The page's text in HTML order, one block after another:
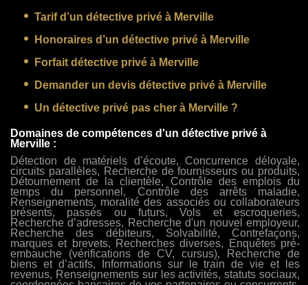
Tarif d’un détective privé à Merville
Honoraires d’un détective privé à Merville
Forfait détective privé à Merville
Demander un devis détective privé à Merville
Un détective privé pas cher à Merville ?
Domaines de compétences d'un détective privé à
Merville :
Détection de matériels d’écoute, Concurrence déloyale,
circuits parallèles, Recherche de fournisseurs ou produits,
Détournement de la clientèle, Contrôle des emplois du
temps du personnel, Contrôle des arrêts maladie,
Renseignements, moralité des associés ou collaborateurs
présents, passés ou futurs, Vols et escroqueries,
Recherche d’adresses, Recherche d'un nouvel employeur,
Recherche des débiteurs, Solvabilité, Contrefaçons,
marques et brevets, Recherches diverses, Enquêtes pré-
embauche (vérifications de CV, cursus), Recherche de
biens et d’actifs, Informations sur le train de vie et les
revenus, Renseignements sur les activités, statuts sociaux,